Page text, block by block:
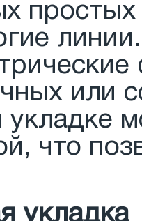
простых
или
что
укладка